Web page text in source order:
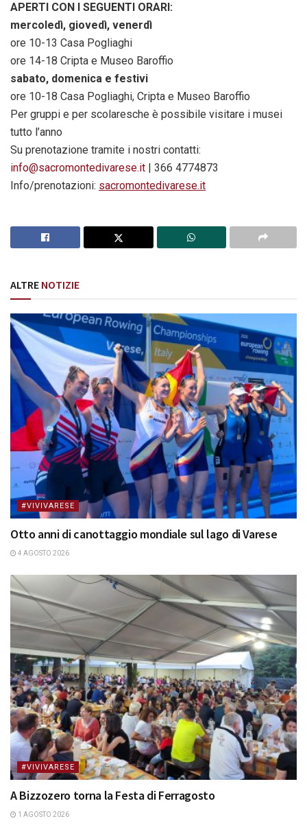
APERTI CON I SEGUENTI ORARI:
mercoledì, giovedì, venerdì
ore 10-13 Casa Pogliaghi
ore 14-18 Cripta e Museo Baroffio
sabato, domenica e festivi
ore 10-18 Casa Pogliaghi, Cripta e Museo Baroffio
Per gruppi e per scolaresche è possibile visitare i musei
tutto l’anno
Su prenotazione tramite i nostri contatti:
info@sacromontedivarese.it | 366 4774873
Info/prenotazioni: sacromontedivarese.it
ALTRE NOTIZIE
#VIVIVARESE
Otto anni di canottaggio mondiale sul lago di Varese
4 AGOSTO 2026
#VIVIVARESE
A Bizzozero torna la Festa di Ferragosto
1 AGOSTO 2026